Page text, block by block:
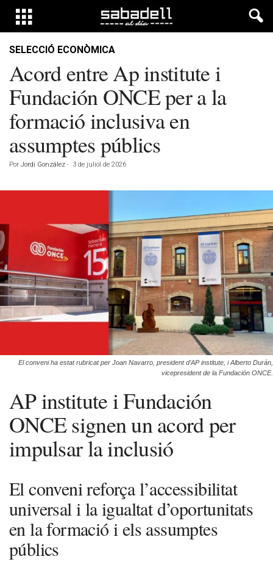
SELECCIÓ ECONÒMICA
Acord entre Ap institute i
Fundación ONCE per a la
formació inclusiva en
assumptes públics
Por Jordi González - 3 de juliol de 2026
El conveni ha estat rubricat per Joan Navarro, president d’AP institute, i Alberto Durán,
vicepresident de la Fundación ONCE.
AP institute i Fundación
ONCE signen un acord per
impulsar la inclusió
El conveni reforça l’accessibilitat
universal i la igualtat d’oportunitats
en la formació i els assumptes
públics